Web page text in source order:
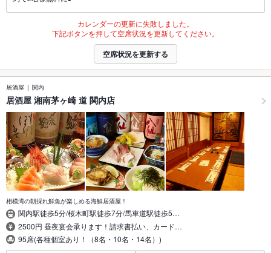
カレンダーの更新に失敗しました。
下記ボタンを押して空席状況を更新してください。
空席状況を更新する
居酒屋 関内
居酒屋 湘南茅ヶ崎 道 関内店
相模湾の朝採れ鮮魚が楽しめる海鮮居酒屋！
関内駅徒歩5分/桜木町駅徒歩7分/馬車道駅徒歩5…
2500円 昼夜宴会承ります！請求書払い、カード…
95席(各種個室あり！（8名・10名・14名）)